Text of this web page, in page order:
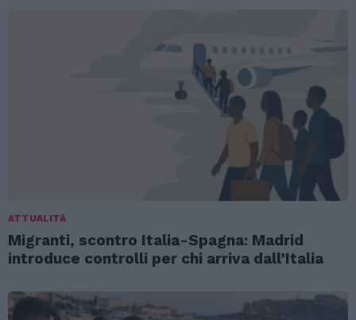
ATTUALITÀ
Migranti, scontro Italia-Spagna: Madrid
introduce controlli per chi arriva dall’Italia